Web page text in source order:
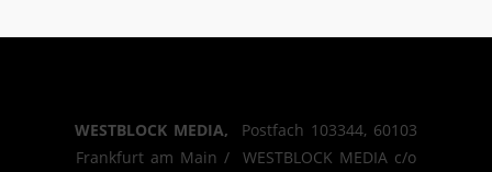
WESTBLOCK MEDIA, Postfach 103344, 60103
Frankfurt am Main / WESTBLOCK MEDIA c/o